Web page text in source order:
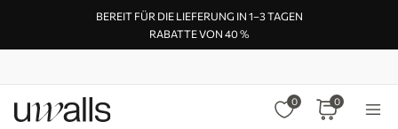
BEREIT FÜR DIE LIEFERUNG IN 1–3 TAGEN
RABATTE VON 40 %
0 0